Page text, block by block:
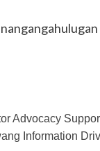
Advocacy
Information